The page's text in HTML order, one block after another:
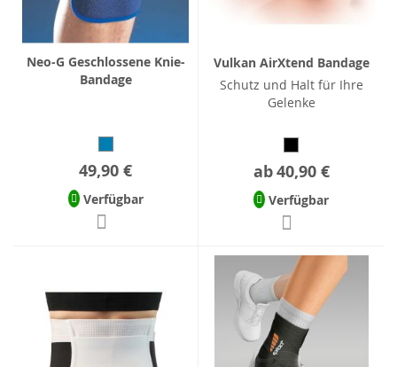
Neo-G Geschlossene Knie-
Bandage
49,90 €
Verfügbar
Vulkan AirXtend Bandage
Schutz und Halt für Ihre
Gelenke
ab40,90 €
Verfügbar